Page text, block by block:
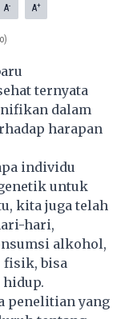
A- A+
ternyata
dalam
harapan
individu
untuk
kita juga telah
hari,
alkohol,
fisik, bisa
hidup.
penelitian yang